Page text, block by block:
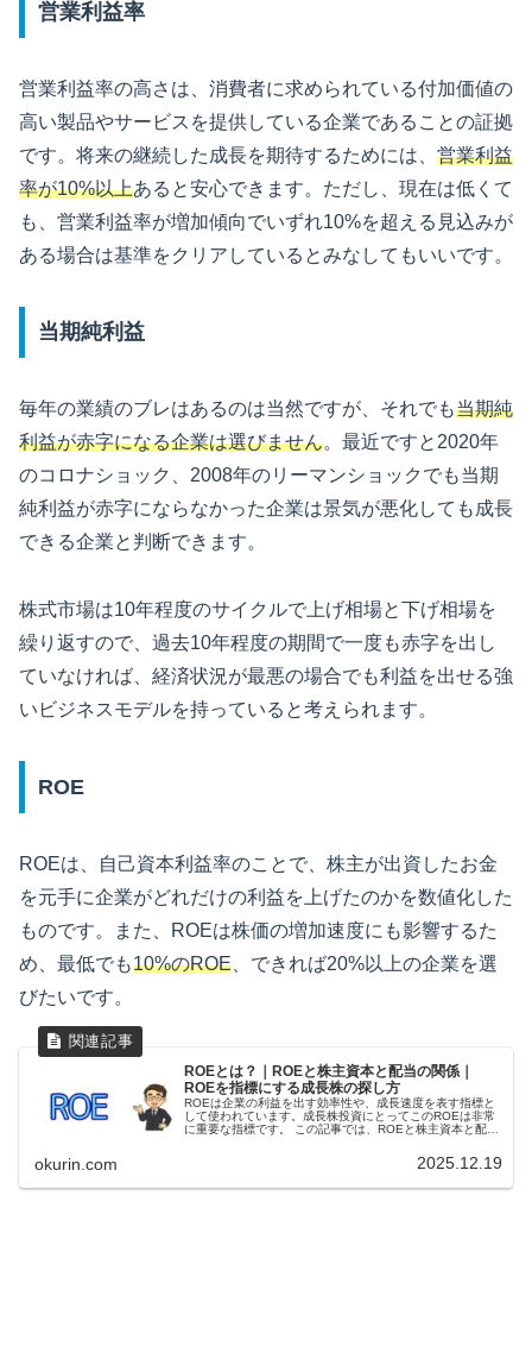
営業利益率
営業利益率の高さは、消費者に求められている付加価値の
高い製品やサービスを提供している企業であることの証拠
です。将来の継続した成長を期待するためには、 営業利益
率が10%以上あると安心できます。ただし、現在は低くて
も、営業利益率が増加傾向でいずれ10%を超える見込みが
ある場合は基準をクリアしているとみなしてもいいです。
当期純利益
毎年の業績のブレはあるのは当然ですが、それでも当期純
利益が赤字になる企業は選びません。最近ですと2020年
のコロナショック、2008年のリーマンショックでも当期
純利益が赤字にならなかった企業は景気が悪化しても成長
できる企業と判断できます。
株式市場は10年程度のサイクルで上げ相場と下げ相場を
繰り返すので、過去10年程度の期間で一度も赤字を出し
ていなければ、経済状況が最悪の場合でも利益を出せる強
いビジネスモデルを持っていると考えられます。
ROE
ROEは、自己資本利益率のことで、株主が出資したお金
を元手に企業がどれだけの利益を上げたのかを数値化した
ものです。また、ROEは株価の増加速度にも影響するた
め、最低でも10%のROE 、できれば20%以上の企業を選
びたいです。
ROEとは？｜ROEと株主資本と配当の関係｜
ROEを指標にする成長株の探し方
ROEは企業の利益を出す効率性や、成長速度を表す指標と
して使われています。成長株投資にとってこのROEは非常
に重要な指標です。 この記事では、ROEと株主資本と配当
成長株の探し方についてわかりやすく説明します。
okurin.com 2025.12.19